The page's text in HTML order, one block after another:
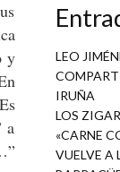
y
a
LEO
IRUÑA
LOS
«CARNE
VUELVE A